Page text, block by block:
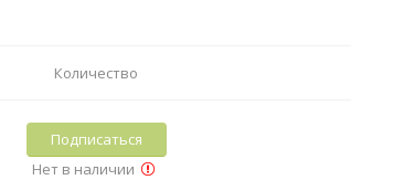
Количество
Подписаться
Нет в наличии